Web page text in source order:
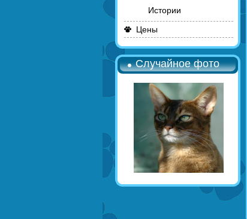
Истории
Цены
Случайное фото